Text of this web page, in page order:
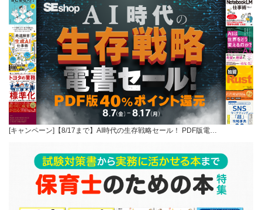
[キャンペーン]【8/17まで】AI時代の生存戦略セール！ PDF版電…